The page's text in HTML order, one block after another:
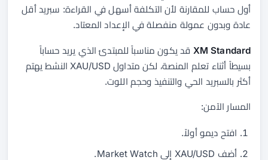
أول حساب للمقارنة لأن التكلفة أسهل في القراءة: سبريد أقل
عادة وبدون عمولة منفصلة في الإعداد المعتاد.
XM Standard قد يكون مناسباً للمبتدئ الذي يريد حساباً
بسيطاً أثناء تعلم المنصة، لكن متداول XAU/USD النشط يهتم
أكثر بالسبريد الحي والتنفيذ وحجم اللوت.
المسار الآمن:
افتح ديمو أولاً.
أضف XAU/USD إلى Market Watch.